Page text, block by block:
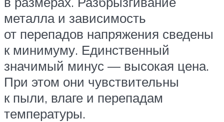
металла и зависимость
от перепадов напряжения сведены
к минимуму. Единственный
значимый минус — высокая цена.
При этом они чувствительны
к пыли, влаге и перепадам
температуры.